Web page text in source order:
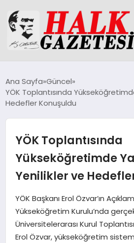
DÜNYA
MAGAZIN
SAĞLIK
SIYASET
Ana Sayfa Güncel
YÖK Toplantısında
Hedefler Konuşuldu
YÖK Toplantısında
Yükseköğretimde
Yenilikler ve
YÖK Başkanı Erol Özvar’ın
Yükseköğretim Kurulu’nda
Üniversitelerarası Kurul
Erol Özvar, yükseköğretim